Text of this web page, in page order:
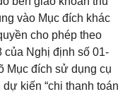
vào Mục đích khác
cho phép theo
Nghị định số 01-
Mục đích sử dụng cụ
kiến “chi thanh toán